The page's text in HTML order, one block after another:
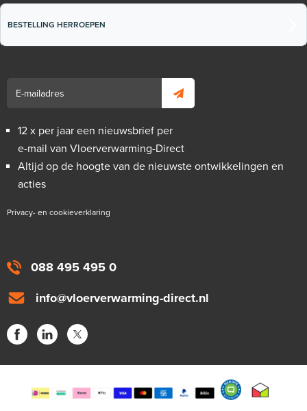
088 495 495 0
info@vloerverwarming-direct.nl
BESTELLING HERROEPEN
12 x per jaar een nieuwsbrief per
e-mail van Vloerverwarming-Direct
Altijd op de hoogte van de nieuwste ontwikkelingen en
acties
Privacy- en cookieverklaring